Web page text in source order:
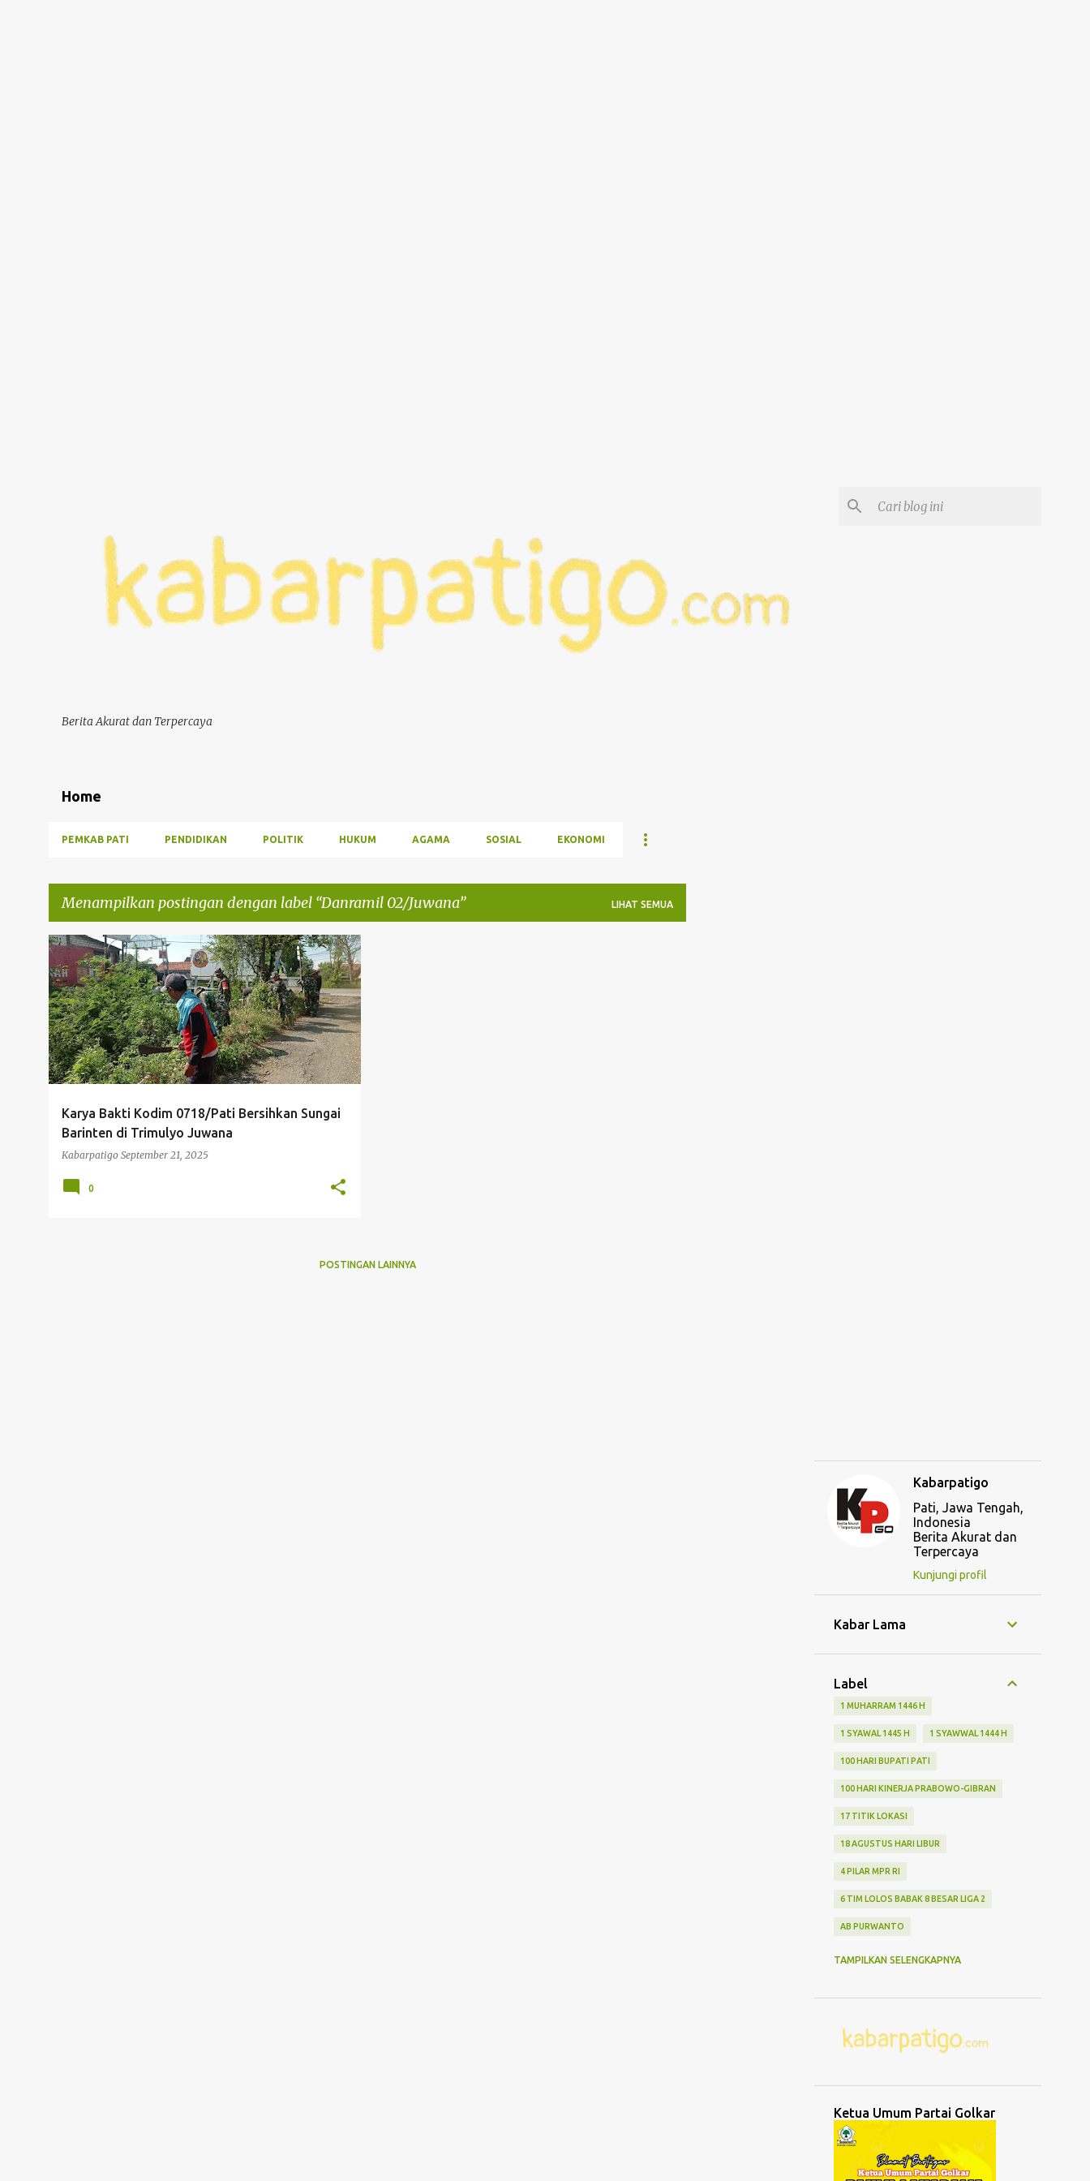
Berita Akurat dan Terpercaya
Home
PEMKAB PATI PENDIDIKAN POLITIK HUKUM AGAMA SOSIAL EKONOMI
Menampilkan postingan dengan label Danramil 02/Juwana LIHAT SEMUA
P
o
s
t
i
n
Karya Bakti Kodim 0718/Pati Bersihkan Sungai
Barinten di Trimulyo Juwana
Kabarpatigo September 21, 2025
DANRAMIL 02/JUWANA KABAR JUWANA KARYA BAKTI
+
KODIM 0718/PATI
0
POSTINGAN LAINNYA
Kabarpatigo
Pati, Jawa Tengah,
Indonesia
Berita Akurat dan
Terpercaya
Kunjungi profil
Kabar Lama
Label
1 MUHARRAM 1446 H
1 SYAWAL 1445 H 1 SYAWWAL 1444 H
100 HARI BUPATI PATI
100 HARI KINERJA PRABOWO-GIBRAN
17 TITIK LOKASI
18 AGUSTUS HARI LIBUR
4 PILAR MPR RI
6 TIM LOLOS BABAK 8 BESAR LIGA 2
AB PURWANTO
ABURIZAL BAKRIE ACMU
AGRO WISATA MELON
AGUNG DANARTO AGUNG LAKSONO
AGUS EKO WIBOWO
TAMPILKAN SELENGKAPNYA
Ketua Umum Partai Golkar